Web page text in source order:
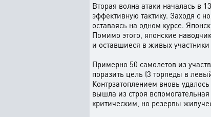
Вторая волна атаки началась в
эффективную тактику. Заходя с
оставаясь на одном курсе.
Помимо этого, японские
и оставшиеся в живых
Примерно 50 самолетов из
поразить цель (3 торпеды в
Контрзатоплением вновь
вышла из строя
критическим, но резервы